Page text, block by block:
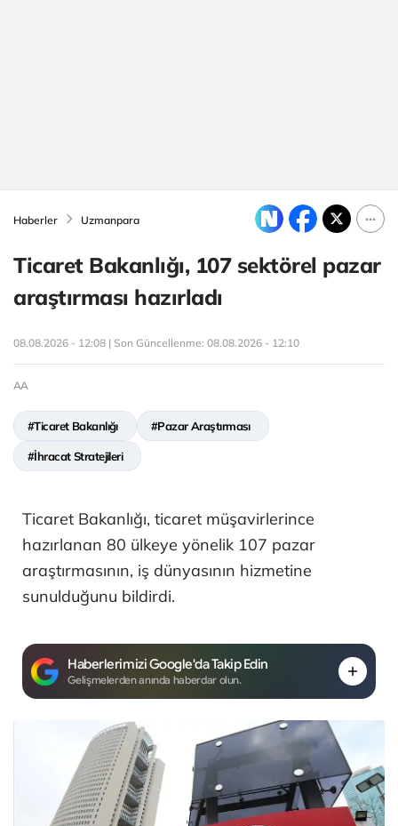
Haberler Uzmanpara
Ticaret Bakanlığı, 107 sektörel pazar
araştırması hazırladı
08.08.2026 - 12:08 | Son Güncellenme: 08.08.2026 - 12:10
AA
#Ticaret Bakanlığı #Pazar Araştırması
#İhracat Stratejileri
Ticaret Bakanlığı, ticaret müşavirlerince
hazırlanan 80 ülkeye yönelik 107 pazar
araştırmasının, iş dünyasının hizmetine
sunulduğunu bildirdi.
Haberlerimizi Google'da Takip Edin
Gelişmelerden anında haberdar olun.